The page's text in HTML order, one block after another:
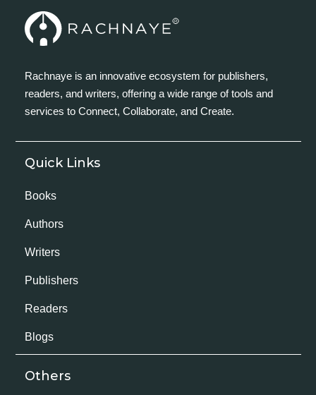
Rachnaye is an innovative ecosystem for publishers,
readers, and writers, offering a wide range of tools and
services to Connect, Collaborate, and Create.
Quick Links
Books
Authors
Writers
Publishers
Readers
Blogs
Others